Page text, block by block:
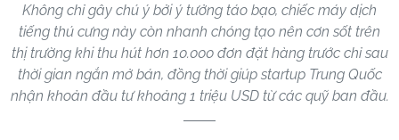
Không chỉ gây chú ý bởi ý tưởng táo bạo, chiếc máy dịch
tiếng thú cưng này còn nhanh chóng tạo nên cơn sốt trên
thị trường khi thu hút hơn 10.000 đơn đặt hàng trước chỉ sau
thời gian ngắn mở bán, đồng thời giúp startup Trung Quốc
nhận khoản đầu tư khoảng 1 triệu USD từ các quỹ ban đầu.